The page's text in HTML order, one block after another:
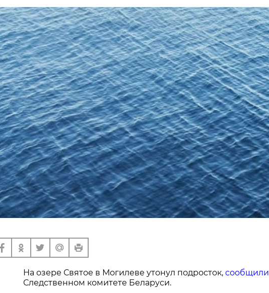
На озере Святое в Могилеве утонул подросток, сообщили
Следственном комитете Беларуси.